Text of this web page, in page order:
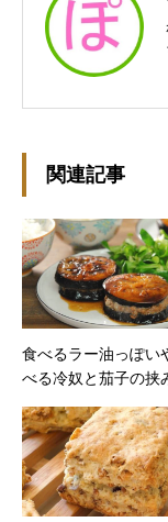
関連記事
食べるラー油っぽい
べる冷奴と茄子の挟